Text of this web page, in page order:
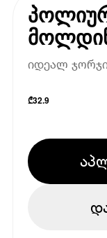
იდეალ
₾32.9